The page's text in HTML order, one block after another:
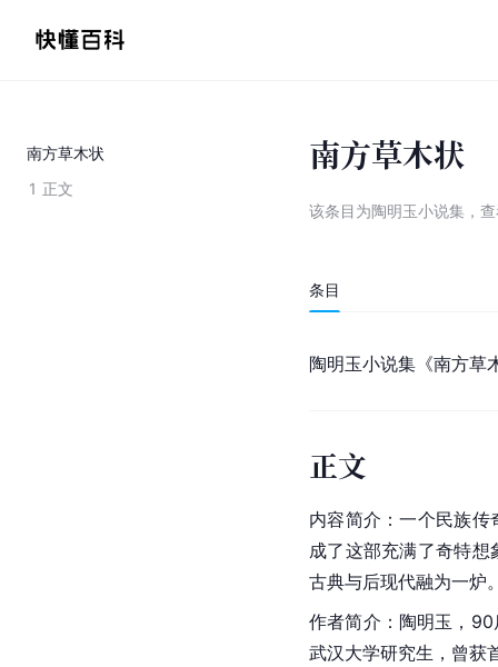
南方草木状
1 正文
南方草木状
该条目为陶明玉小说集 ，
条目
陶明玉小说集《南方草
正文
内容简介：一个民族
成了这部充满了奇特
古典与后现代融为一炉
作者简介：陶明玉，
武汉大学研究生，曾获